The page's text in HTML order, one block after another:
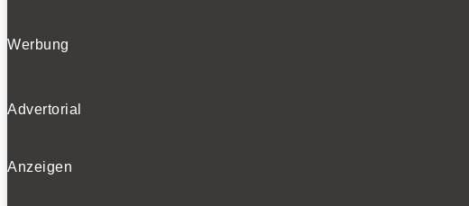
Werbung
Advertorial
Anzeigen